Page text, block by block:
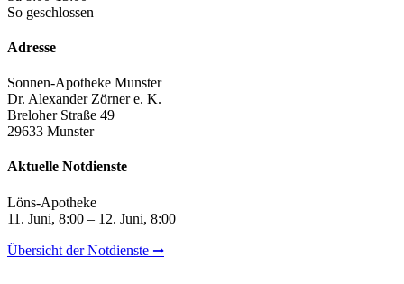
So geschlossen
Adresse
Sonnen-Apotheke Munster
Dr. Alexander Zörner e. K.
Breloher Straße 49
29633 Munster
Aktuelle Notdienste
Löns-Apotheke
11. Juni, 8:00 – 12. Juni, 8:00
Übersicht der Notdienste ➞